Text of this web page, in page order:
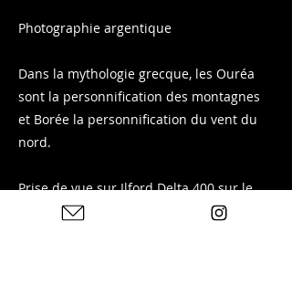
Photographie argentique
Dans la mythologie grecque, les Ouréa
sont la personnification des montagnes
et Borée la personnification du vent du
nord.
Prise de vue sur Ilford Delta 400 sur le
massif des Arves depuis Fontcouverte-la-